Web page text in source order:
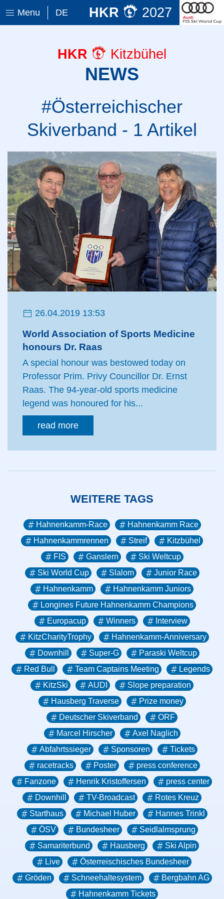
Menu DE HKR 2027
HKR Kitzbühel
NEWS
#Österreichischer
Skiverband - 1 Artikel
26.04.2019 13:53
World Association of Sports Medicine
honours Dr. Raas
A special honour was bestowed today on
Professor Prim. Privy Councillor Dr. Ernst
Raas. The 94-year-old sports medicine
legend was honoured for his...
read more
WEITERE TAGS
Hahnenkamm-Race
Hahnenkamm Race
Hahnenkammrennen
Streif
Kitzbühel
FIS
Ganslern
Ski Weltcup
Ski World Cup
Slalom
Junior Race
Hahnenkamm
Hahnenkamm Juniors
Longines Future Hahnenkamm Champions
Europacup
Winners
Interview
KitzCharityTrophy
Hahnenkamm-Anniversary
Downhill
Super-G
Paraski Weltcup
Red Bull
Team Captains Meeting
Legends
KitzSki
AUDI
Slope preparation
Hausberg Traverse
Prize money
Deutscher Skiverband
ORF
Marcel Hirscher
Axel Naglich
Abfahrtssieger
Sponsoren
Tickets
racetracks
Poster
press conference
Fanzone
Henrik Kristoffersen
press center
Downhill
TV-Broadcast
Rotes Kreuz
Starthaus
Michael Huber
Hannes Trinkl
ÖSV
Bundesheer
Seidlalmsprung
Samariterbund
Hausberg
Ski Alpin
Live
Österreischisches Bundesheer
Gröden
Schneehaltesystem
Bergbahn AG
Hahnenkamm Tickets